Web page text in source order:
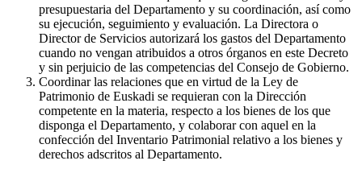
presupuestaria del Departamento y su coordinación, así como
su ejecución, seguimiento y evaluación. La Directora o
Director de Servicios autorizará los gastos del Departamento
cuando no vengan atribuidos a otros órganos en este Decreto
y sin perjuicio de las competencias del Consejo de Gobierno.
Coordinar las relaciones que en virtud de la Ley de
Patrimonio de Euskadi se requieran con la Dirección
competente en la materia, respecto a los bienes de los que
disponga el Departamento, y colaborar con aquel en la
confección del Inventario Patrimonial relativo a los bienes y
derechos adscritos al Departamento.